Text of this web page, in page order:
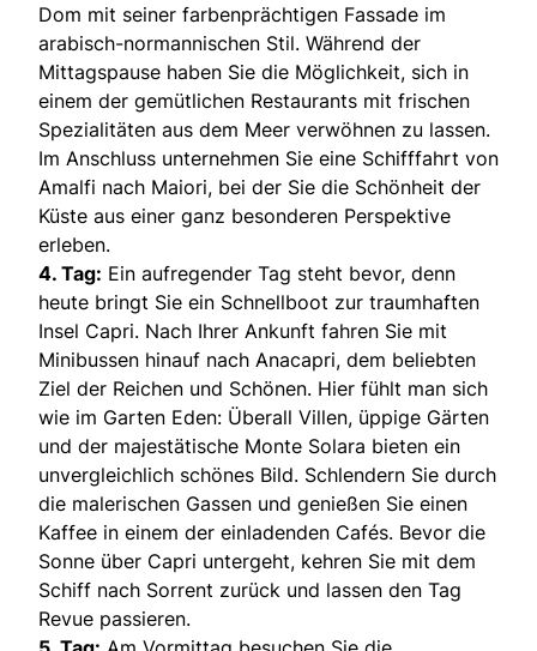
Dom mit seiner farbenprächtigen Fassade im
arabisch-normannischen Stil. Während der
Mittagspause haben Sie die Möglichkeit, sich in
einem der gemütlichen Restaurants mit frischen
Spezialitäten aus dem Meer verwöhnen zu lassen.
Im Anschluss unternehmen Sie eine Schifffahrt von
Amalfi nach Maiori, bei der Sie die Schönheit der
Küste aus einer ganz besonderen Perspektive
erleben.
4. Tag: Ein aufregender Tag steht bevor, denn
heute bringt Sie ein Schnellboot zur traumhaften
Insel Capri. Nach Ihrer Ankunft fahren Sie mit
Minibussen hinauf nach Anacapri, dem beliebten
Ziel der Reichen und Schönen. Hier fühlt man sich
wie im Garten Eden: Überall Villen, üppige Gärten
und der majestätische Monte Solara bieten ein
unvergleichlich schönes Bild. Schlendern Sie durch
die malerischen Gassen und genießen Sie einen
Kaffee in einem der einladenden Cafés. Bevor die
Sonne über Capri untergeht, kehren Sie mit dem
Schiff nach Sorrent zurück und lassen den Tag
Revue passieren.